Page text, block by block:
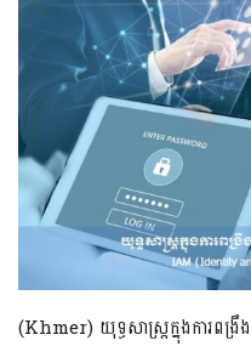
(Khmer) យុទ្ធសាស្ត្រក្នុងការព